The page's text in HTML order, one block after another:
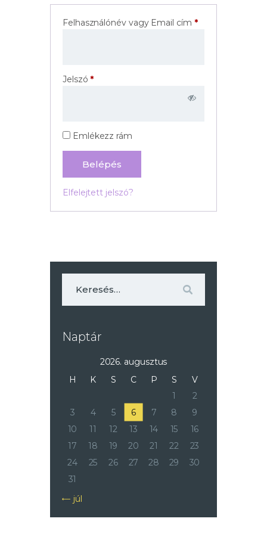
Felhasználónév vagy Email cím *Kötelező
Jelszó *
Emlékezz rám
Belépés
Elfelejtett jelszó?
Naptár
2026. augusztus
H
K S C P S
V
1
2
3
4 5 6 7 8
9
10
11 12 13 14 15
16
17
18 19 20 21 22
23
24
25 26 27 28 29
30
31
« júl